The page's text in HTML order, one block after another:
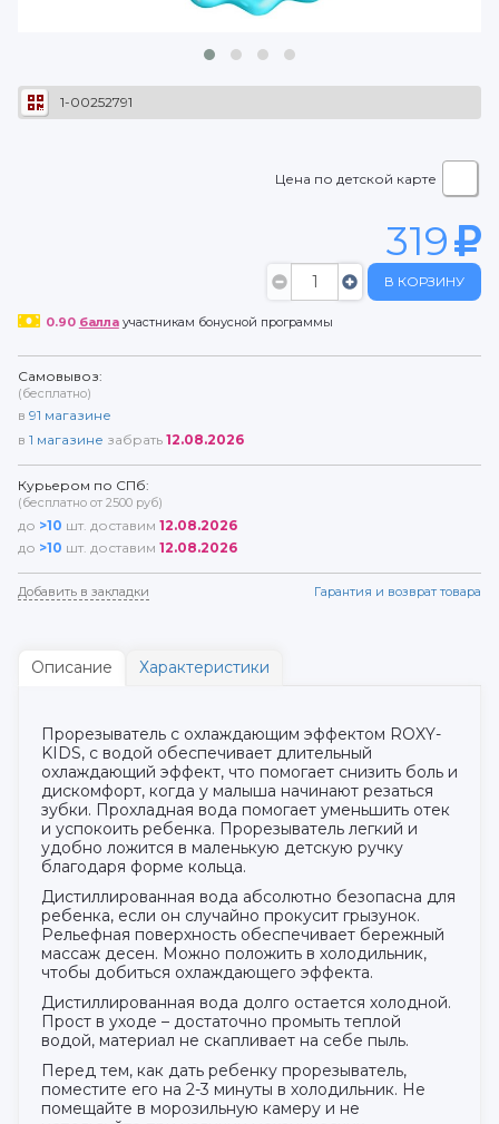
1-00252791
Цена по детской карте
319
В КОРЗИНУ
0.90 баллаучастникам бонусной программы
Самовывоз:
(бесплатно)
в 91 магазине
в 1 магазине забрать 12.08.2026
Курьером по СПб:
(бесплатно от 2500 руб)
до >10 шт. доставим 12.08.2026
до >10 шт. доставим 12.08.2026
Добавить в закладки Гарантия и возврат товара
Описание Характеристики
Прорезыватель с охлаждающим эффектом ROXY-
KIDS, с водой обеспечивает длительный
охлаждающий эффект, что помогает снизить боль и
дискомфорт, когда у малыша начинают резаться
зубки. Прохладная вода помогает уменьшить отек
и успокоить ребенка. Прорезыватель легкий и
удобно ложится в маленькую детскую ручку
благодаря форме кольца.
Дистиллированная вода абсолютно безопасна для
ребенка, если он случайно прокусит грызунок.
Рельефная поверхность обеспечивает бережный
массаж десен. Можно положить в холодильник,
чтобы добиться охлаждающего эффекта.
Дистиллированная вода долго остается холодной.
Прост в уходе – достаточно промыть теплой
водой, материал не скапливает на себе пыль.
Перед тем, как дать ребенку прорезыватель,
поместите его на 2-3 минуты в холодильник. Не
помещайте в морозильную камеру и не